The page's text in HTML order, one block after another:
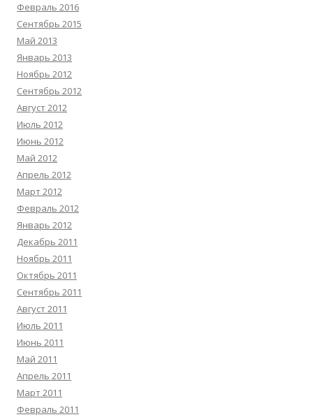
Февраль 2016
Сентябрь 2015
Май 2013
Январь 2013
Ноябрь 2012
Сентябрь 2012
Август 2012
Июль 2012
Июнь 2012
Май 2012
Апрель 2012
Март 2012
Февраль 2012
Январь 2012
Декабрь 2011
Ноябрь 2011
Октябрь 2011
Сентябрь 2011
Август 2011
Июль 2011
Июнь 2011
Май 2011
Апрель 2011
Март 2011
Февраль 2011